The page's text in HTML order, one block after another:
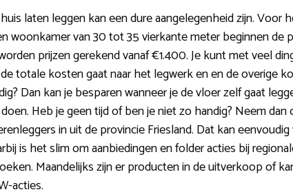
laten leggen kan een dure aangelegenheid zijn. Voor
woonkamer van 30 tot 35 vierkante meter beginnen de
prijzen gerekend vanaf €1.400. Je kunt met veel
totale kosten gaat naar het legwerk en en de overige
Dan kan je besparen wanneer je de vloer zelf gaat
Heb je geen tijd of ben je niet zo handig? Neem
in uit de provincie Friesland. Dat kan
is het slim om aanbiedingen en folder acties bij
Maandelijks zijn er producten in de uitverkoop of
acties.